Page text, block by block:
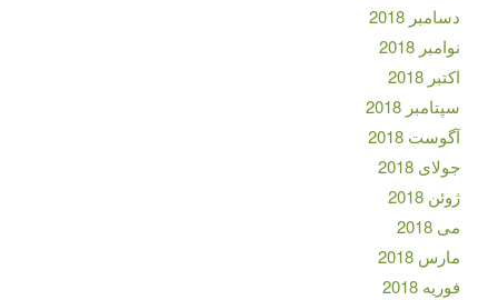
دسامبر 2018
نوامبر 2018
اکتبر 2018
سپتامبر 2018
آگوست 2018
جولای 2018
ژوئن 2018
می 2018
مارس 2018
فوریه 2018